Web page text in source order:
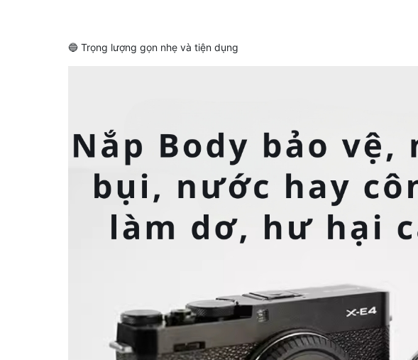
🔵 Trọng lượng gọn nhẹ và tiện dụng